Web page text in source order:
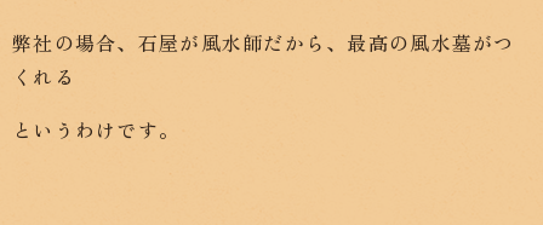
弊社の場合、石屋が風水師だから、最高の風水墓がつ
くれる
というわけです。